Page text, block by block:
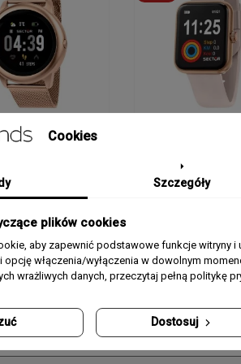
LIMITS
SECTOR NO
01
zł
ZEGAREK SECTOR
LIMITS S-03
R3251282002
340,00 zł
Cookies
Szczegóły
plików cookies
aby zapewnić podstawowe funkcje witryny
opcję włączenia/wyłączenia w dowolnym
wrażliwych danych, przeczytaj pełną politykę
Dostosuj